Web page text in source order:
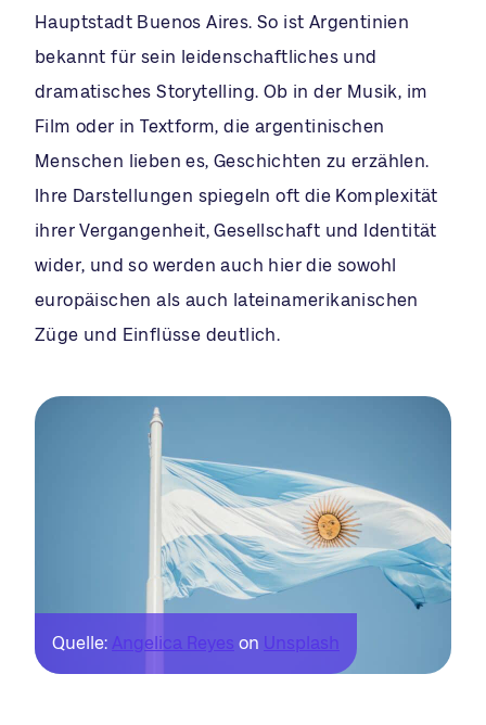
Hauptstadt Buenos Aires. So ist Argentinien
bekannt für sein leidenschaftliches und
dramatisches Storytelling. Ob in der Musik, im
Film oder in Textform, die argentinischen
Menschen lieben es, Geschichten zu erzählen.
Ihre Darstellungen spiegeln oft die Komplexität
ihrer Vergangenheit, Gesellschaft und Identität
wider, und so werden auch hier die sowohl
europäischen als auch lateinamerikanischen
Züge und Einflüsse deutlich.
Quelle: Angelica Reyes on Unsplash